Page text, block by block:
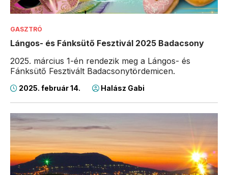
GASZTRÓ
Lángos- és Fánksütő Fesztivál 2025 Badacsony
2025. március 1-én rendezik meg a Lángos- és
Fánksütő Fesztivált Badacsonytördemicen.
2025. február 14. Halász Gabi